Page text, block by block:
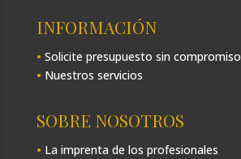
INFORMACIÓN
• Solicite presupuesto sin compromiso
• Nuestros servicios
SOBRE NOSOTROS
• La imprenta de los profesionales